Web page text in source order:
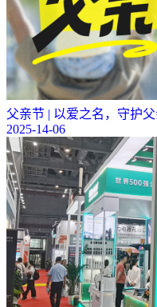
父亲节 | 以爱之名，守护
2025-14-06